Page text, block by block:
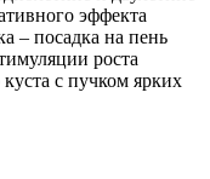
эффекта
– посадка на пень
роста
с пучком ярких